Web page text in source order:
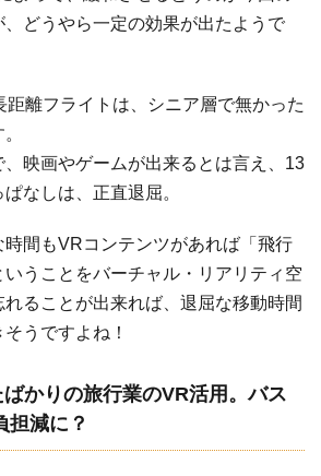
どうやら一定の効果が出たようで
距離フライトは、シニア層で無かった
映画やゲームが出来るとは言え、13
なしは、正直退屈。
間もVRコンテンツがあれば「飛行
うことをバーチャル・リアリティ空
ることが出来れば、退屈な移動時間
うですよね！
ばかりの旅行業のVR活用。バス
担減に？